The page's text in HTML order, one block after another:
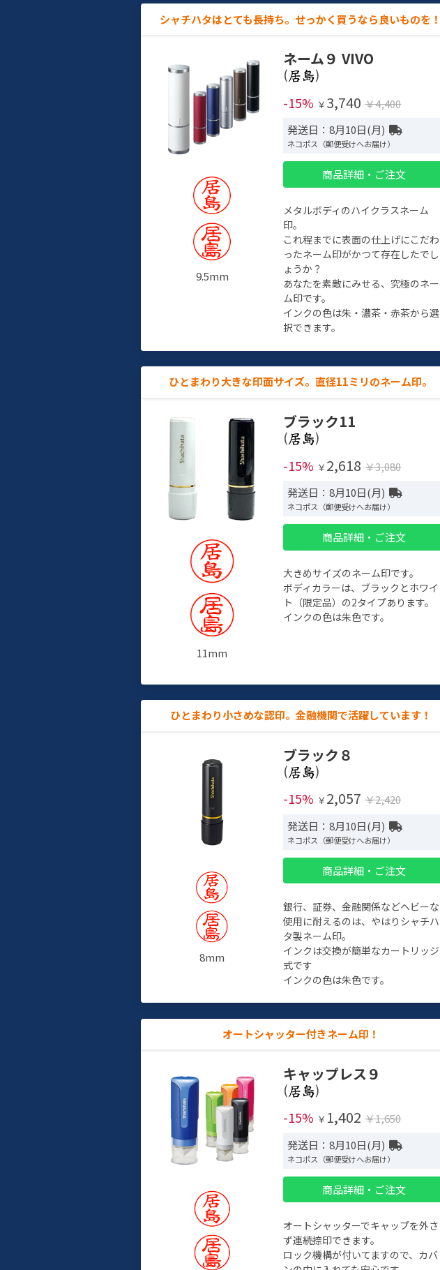
シャチハタはとても長持ち。せっかく買うなら良いものを！
9.5mm
ネーム９ VIVO
(
)
-15% ￥ 3,740 ￥4,400
発送日：8月10日(月)
ネコポス（郵便受けへお届け）
商品詳細・ご注文
メタルボディのハイクラスネーム
印。
これ程までに表面の仕上げにこだわ
ったネーム印がかつて存在したでし
ょうか？
あなたを素敵にみせる、究極のネー
ム印です。
インクの色は朱・濃茶・赤茶から選
択できます。
ひとまわり大きな印面サイズ。直径11ミリのネーム印。
11mm
ブラック11
(
)
-15% ￥ 2,618 ￥3,080
発送日：8月10日(月)
ネコポス（郵便受けへお届け）
商品詳細・ご注文
大きめサイズのネーム印です。
ボディカラーは、ブラックとホワイ
ト（限定品）の2タイプあります。
インクの色は朱色です。
ひとまわり小さめな認印。金融機関で活躍しています！
8mm
ブラック８
(
)
-15% ￥ 2,057 ￥2,420
発送日：8月10日(月)
ネコポス（郵便受けへお届け）
商品詳細・ご注文
銀行、証券、金融関係などヘビーな
使用に耐えるのは、やはりシャチハ
タ製ネーム印。
インクは交換が簡単なカートリッジ
式です
インクの色は朱色です。
オートシャッター付きネーム印！
キャップレス９
(
)
-15% ￥ 1,402 ￥1,650
発送日：8月10日(月)
ネコポス（郵便受けへお届け）
商品詳細・ご注文
オートシャッターでキャップを外さ
ず連続捺印できます。
ロック機構が付いてますので、カバ